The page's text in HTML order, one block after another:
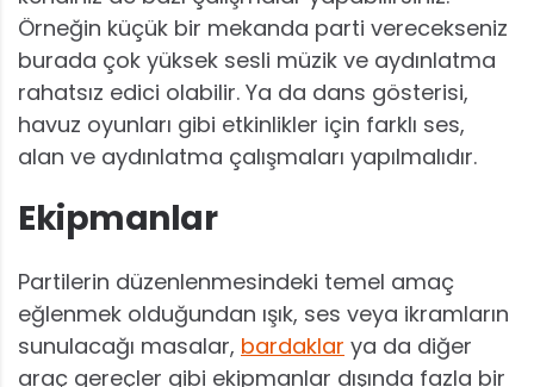
Örneğin küçük bir mekanda parti verecekseniz
burada çok yüksek sesli müzik ve aydınlatma
rahatsız edici olabilir. Ya da dans gösterisi,
havuz oyunları gibi etkinlikler için farklı ses,
alan ve aydınlatma çalışmaları yapılmalıdır.
Ekipmanlar
Partilerin düzenlenmesindeki temel amaç
eğlenmek olduğundan ışık, ses veya ikramların
sunulacağı masalar, bardaklar ya da diğer
araç gereçler gibi ekipmanlar dışında fazla bir